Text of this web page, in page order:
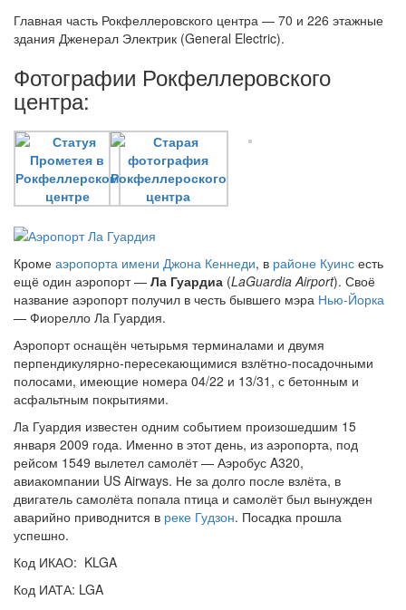
Главная часть Рокфеллеровского центра — 70 и 226 этажные
здания Дженерал Электрик (General Electric).
Фотографии Рокфеллеровского
центра:
Кроме аэропорта имени Джона Кеннеди, в районе Куинс есть
ещё один аэропорт — Ла Гуардиа (LaGuardia Airport). Своё
название аэропорт получил в честь бывшего мэра Нью-Йорка
— Фиорелло Ла Гуардия.
Аэропорт оснащён четырьмя терминалами и двумя
перпендикулярно-пересекающимися взлётно-посадочными
полосами, имеющие номера 04/22 и 13/31, с бетонным и
асфальтным покрытиями.
Ла Гуардия известен одним событием произошедшим 15
января 2009 года. Именно в этот день, из аэропорта, под
рейсом 1549 вылетел самолёт — Аэробус A320,
авиакомпании US Airways. Не за долго после взлёта, в
двигатель самолёта попала птица и самолёт был вынужден
аварийно приводнится в реке Гудзон. Посадка прошла
успешно.
Код ИКАО: KLGA
Код ИАТА: LGA